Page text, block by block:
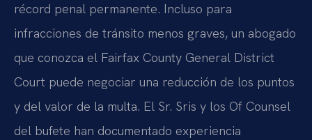
récord penal permanente. Incluso para
infracciones de tránsito menos graves, un abogado
que conozca el Fairfax County General District
Court puede negociar una reducción de los puntos
y del valor de la multa. El Sr. Sris y los Of Counsel
del bufete han documentado experiencia